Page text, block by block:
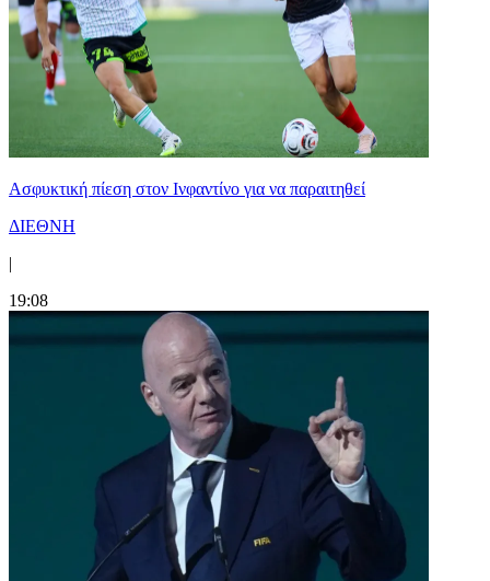
Ασφυκτική πίεση στον Ινφαντίνο για να παραιτηθεί
ΔΙΕΘΝΗ
|
19:08